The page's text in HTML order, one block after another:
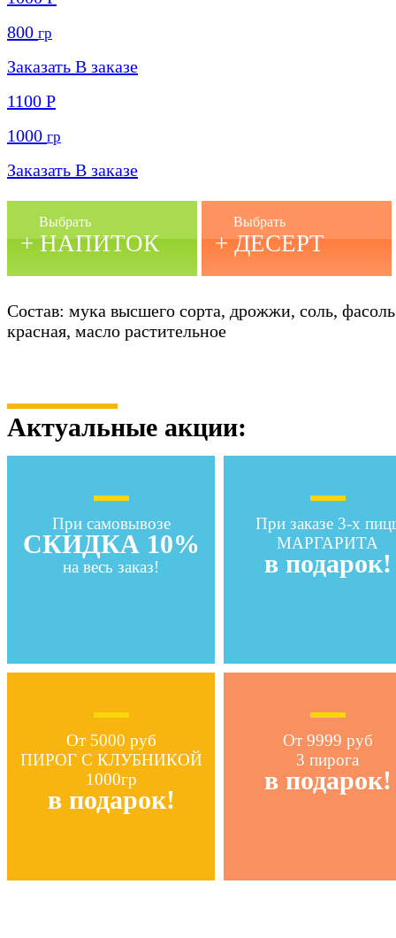
800 гр
Заказать В заказе
1100 Р
1000 гр
Заказать В заказе
Выбрать
+ НАПИТОК
Выбрать
+ ДЕСЕРТ
Состав: мука высшего сорта, дрожжи, соль, фасоль
красная, масло растительное
Актуальные акции:
При самовывозе
СКИДКА 10%
на весь заказ!
При заказе 3-х
МАРГАРИТА
в подарок!
От 5000 руб
ПИРОГ С КЛУБНИКОЙ
1000гр
в подарок!
От 9999 руб
3 пирога
в подарок!